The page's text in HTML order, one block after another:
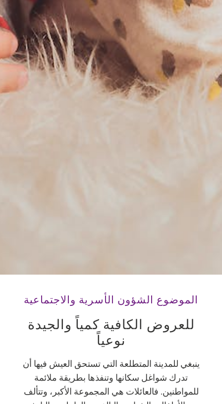
الموضوع الشؤون الأسرية والاجتماعية
للعروض الكافية كمياً والجيدة
نوعياً
ينبغي للمدينة المتطلعة التي تستحق العيش فيها أن
تدرك شواغل سكانها وتنفذها بطريقة ملائمة
للمواطنين. فالعائلات هي المجموعة الأكبر، وتتألف